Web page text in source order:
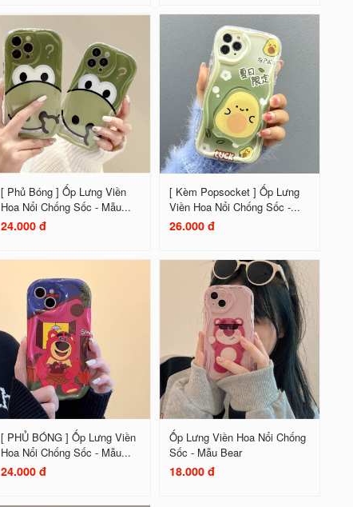
[ Phủ Bóng ] Ốp Lưng Viền
Hoa Nổi Chống Sốc - Mẫu...
24.000 đ
[ Kèm Popsocket ] Ốp Lưng
Viền Hoa Nổi Chống Sốc -...
26.000 đ
[ PHỦ BÓNG ] Ốp Lưng Viền
Hoa Nổi Chống Sốc - Mẫu...
24.000 đ
Ốp Lưng Viền Hoa Nổi Chống
Sốc - Mẫu Bear
18.000 đ